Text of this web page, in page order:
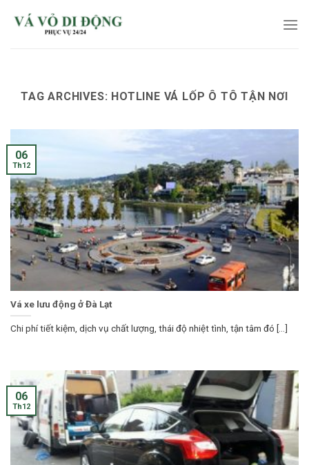
TAG ARCHIVES: HOTLINE VÁ LỐP Ô TÔ TẬN NƠI
Vá xe lưu động ở Đà Lạt
Chi phí tiết kiệm, dịch vụ chất lượng, thái độ nhiệt tình, tận tâm đó [...]
06
Th12
06
Th12